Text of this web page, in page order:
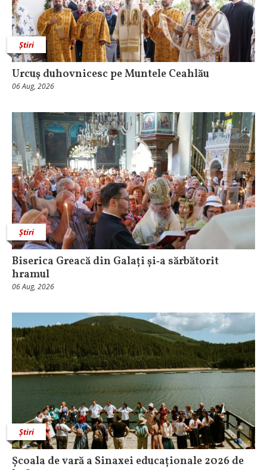
Știri
Urcuş duhovnicesc pe Muntele Ceahlău
06 Aug, 2026
Știri
Biserica Greacă din Galați și‑a sărbătorit
hramul
06 Aug, 2026
Știri
Școala de vară a Sinaxei educaționale 2026 de